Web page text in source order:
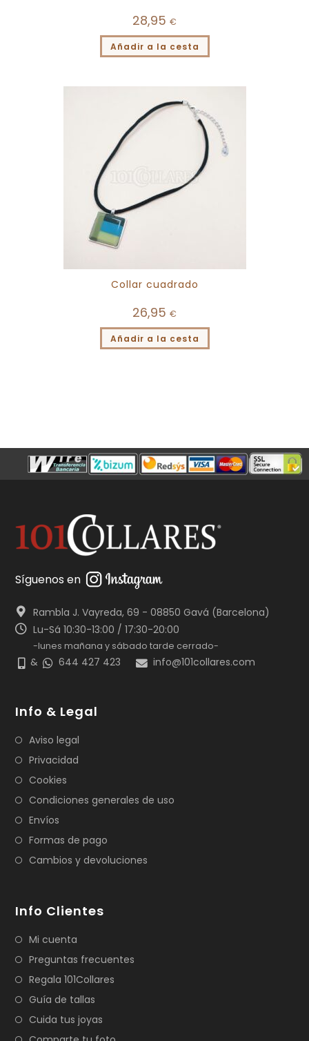
28,95 €
Añadir a la cesta
Collar cuadrado
26,95 €
Añadir a la cesta
Síguenos en
Rambla J. Vayreda, 69 - 08850 Gavá (Barcelona)
Lu-Sá 10:30-13:00 / 17:30-20:00
-lunes mañana y sábado tarde cerrado-
& 644 427 423 info@101collares.com
Info & Legal
Aviso legal
Privacidad
Cookies
Condiciones generales de uso
Envíos
Formas de pago
Cambios y devoluciones
Info Clientes
Mi cuenta
Preguntas frecuentes
Regala 101Collares
Guía de tallas
Cuida tus joyas